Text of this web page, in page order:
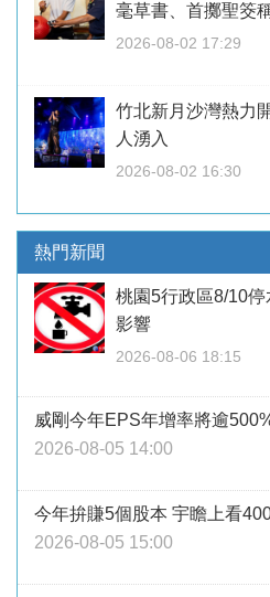
毫草書、首擲聖筊
2026-08-02 17:29
竹北新月沙灣熱力
人湧入
2026-08-02 16:30
熱門新聞
桃園5行政區8/10
影響
2026-08-06 18:15
威剛今年EPS年增率將逾
2026-08-05 14:00
今年拚賺5個股本 宇瞻上看
2026-08-05 15:00